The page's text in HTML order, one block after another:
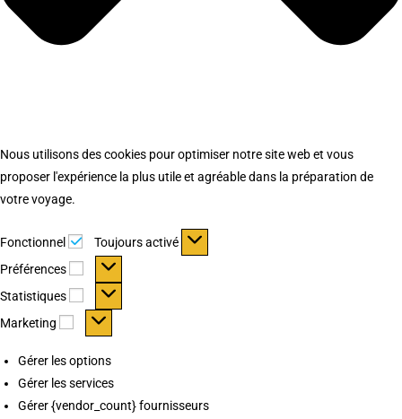
Nous utilisons des cookies pour optimiser notre site web et vous
proposer l'expérience la plus utile et agréable dans la préparation de
votre voyage.
Fonctionnel Fonctionnel
Toujours activé
Préférences
Préférences
Statistiques Statistiques
Marketing Marketing
Gérer les options
Gérer les services
Gérer {vendor_count} fournisseurs